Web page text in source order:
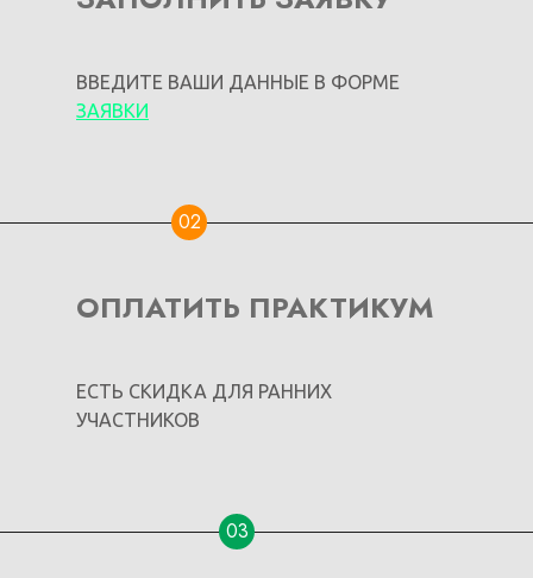
ВВЕДИТЕ ВАШИ ДАННЫЕ В ФОРМЕ
ЗАЯВКИ
02
ОПЛАТИТЬ ПРАКТИКУМ
ЕСТЬ СКИДКА ДЛЯ РАННИХ
УЧАСТНИКОВ
03